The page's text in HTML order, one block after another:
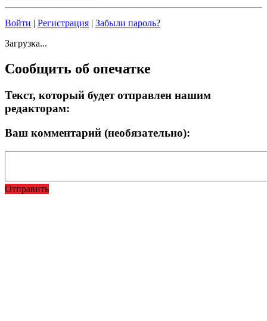
Войти | Регистрация | Забыли пароль?
Загрузка...
Сообщить об опечатке
Текст, который будет отправлен нашим
редакторам:
Ваш комментарий (необязательно):
Отправить